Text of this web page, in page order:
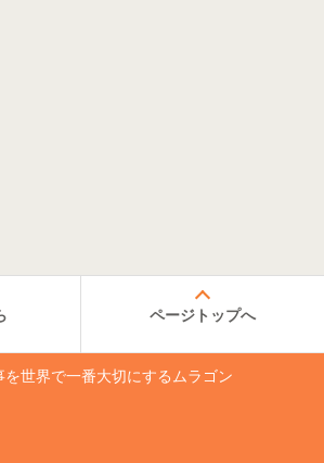
ページトップへ
を世界で一番大切にするムラゴン